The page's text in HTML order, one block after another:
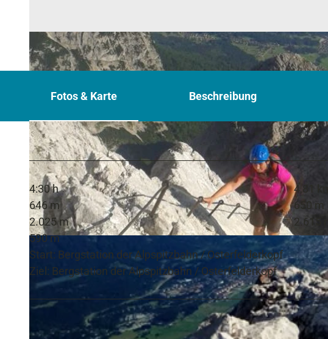
© Bettina Plank, GaPa Tourismus GmbH | KI-optimiert |
Fotos & Karte Beschreibung
4:30 h
4,81 km
646 m
650 m
2.025 m
2.615 m
590 m
Start: Bergstation der Alpspitzbahn / Osterfelderkopf
Ziel: Bergstation der Alpspitzbahn / Osterfelderkopf